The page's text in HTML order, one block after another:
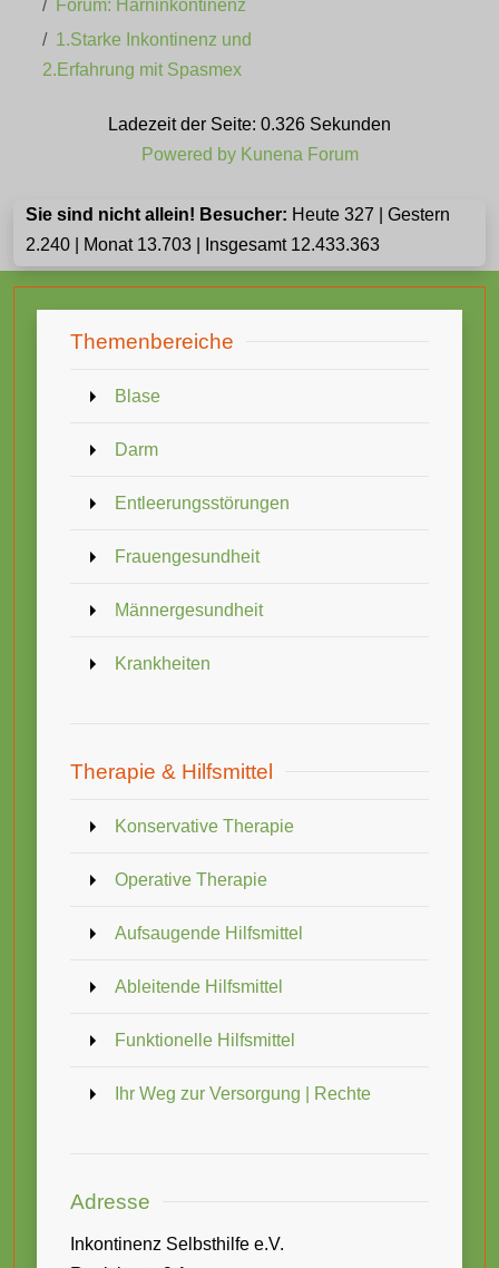
Forum: Harninkontinenz
1.Starke Inkontinenz und
2.Erfahrung mit Spasmex
Ladezeit der Seite: 0.326 Sekunden
Powered by Kunena Forum
Sie sind nicht allein! Besucher: Heute 327 | Gestern
2.240 | Monat 13.703 | Insgesamt 12.433.363
Themenbereiche
Blase
Darm
Entleerungsstörungen
Frauengesundheit
Männergesundheit
Krankheiten
Therapie & Hilfsmittel
Konservative Therapie
Operative Therapie
Aufsaugende Hilfsmittel
Ableitende Hilfsmittel
Funktionelle Hilfsmittel
Ihr Weg zur Versorgung | Rechte
Adresse
Inkontinenz Selbsthilfe e.V.